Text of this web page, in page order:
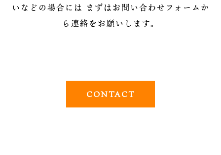
いなどの場合には まずはお問い合わせフォームか
ら連絡をお願いします。
CONTACT